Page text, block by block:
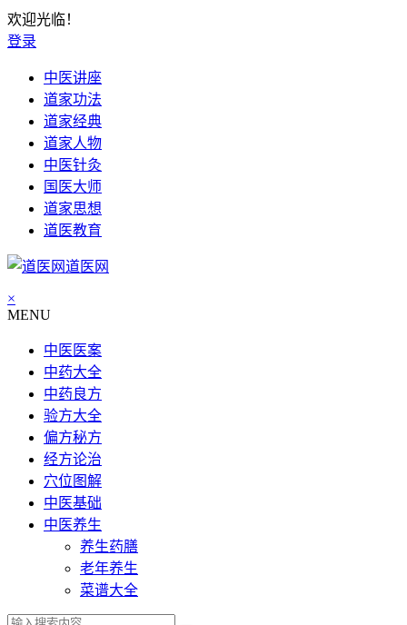
欢迎光临！
登录
中医讲座
道家功法
道家经典
道家人物
中医针灸
国医大师
道家思想
道医教育
道医网
×
MENU
中医医案
中药大全
中药良方
验方大全
偏方秘方
经方论治
穴位图解
中医基础
中医养生
养生药膳
老年养生
菜谱大全